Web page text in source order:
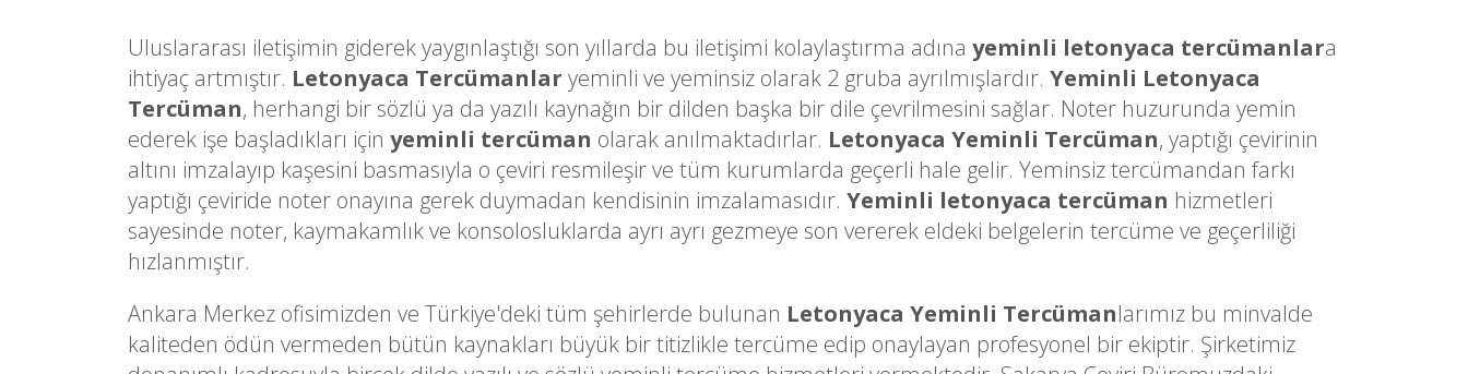
Uluslararası iletişimin giderek yaygınlaştığı son yıllarda bu iletişimi kolaylaştırma adına yeminli letonyaca tercümanlara
ihtiyaç artmıştır. Letonyaca Tercümanlar yeminli ve yeminsiz olarak 2 gruba ayrılmışlardır. Yeminli Letonyaca
Tercüman, herhangi bir sözlü ya da yazılı kaynağın bir dilden başka bir dile çevrilmesini sağlar. Noter huzurunda yemin
ederek işe başladıkları için yeminli tercüman olarak anılmaktadırlar. Letonyaca Yeminli Tercüman, yaptığı çevirinin
altını imzalayıp kaşesini basmasıyla o çeviri resmileşir ve tüm kurumlarda geçerli hale gelir. Yeminsiz tercümandan farkı
yaptığı çeviride noter onayına gerek duymadan kendisinin imzalamasıdır. Yeminli letonyaca tercüman hizmetleri
sayesinde noter, kaymakamlık ve konsolosluklarda ayrı ayrı gezmeye son vererek eldeki belgelerin tercüme ve geçerliliği
hızlanmıştır.
Ankara Merkez ofisimizden ve Türkiye'deki tüm şehirlerde bulunan Letonyaca Yeminli Tercümanlarımız bu minvalde
kaliteden ödün vermeden bütün kaynakları büyük bir titizlikle tercüme edip onaylayan profesyonel bir ekiptir. Şirketimiz